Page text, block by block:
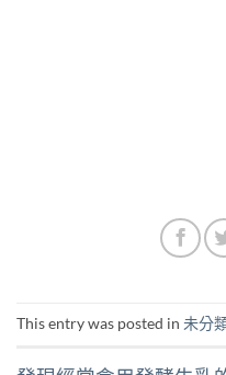
This entry was posted in 未分